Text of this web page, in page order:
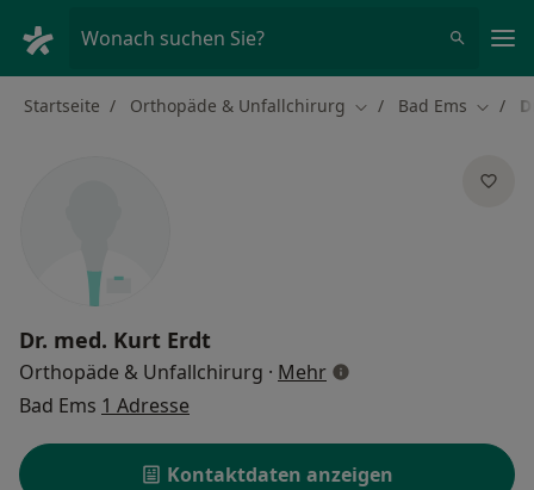
Wonach suchen Sie?
Startseite Orthopäde & Unfallchirurg Stadt ändern
Bad Ems Stadt
Dr. med. Kurt Erdt
Orthopäde & Unfallchirurg · Mehrüber Spezialisierungen
Bad Ems 1 Adresse
Kontaktdaten anzeigen